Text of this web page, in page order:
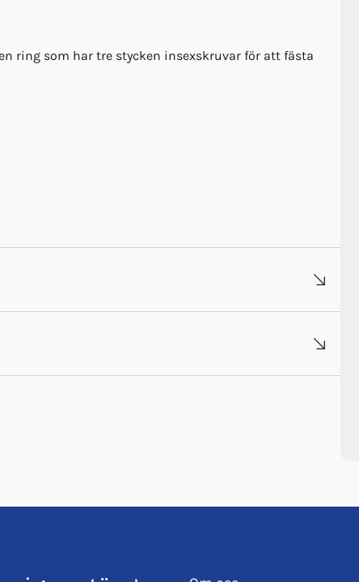
ring som har tre stycken insexskruvar för att fästa